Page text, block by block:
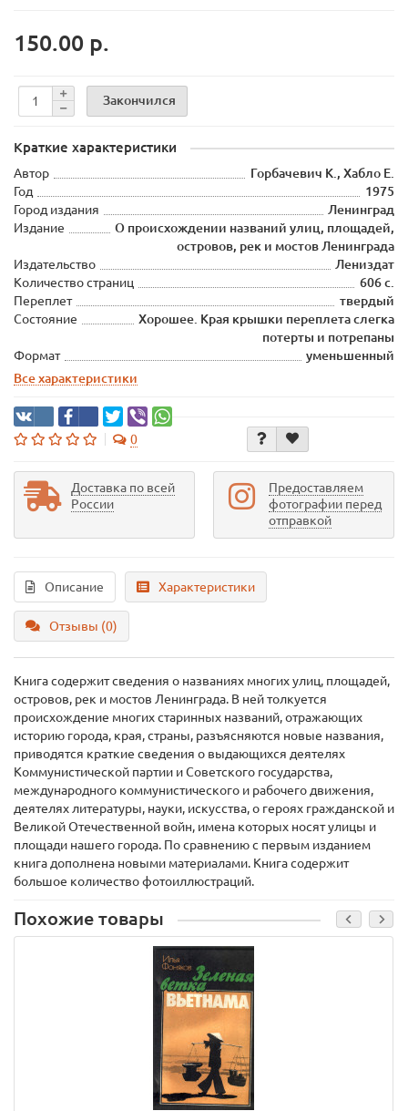
150.00 р.
Закончился
Краткие характеристики
Автор
Горбачевич К., Хабло Е.
Год
1975
Город издания
Ленинград
Издание
О происхождении названий улиц, площадей,
островов, рек и мостов Ленинграда
Издательство
Лениздат
Количество страниц
606 с.
Переплет
твердый
Состояние
Хорошее. Края крышки переплета слегка
потерты и потрепаны
Формат
уменьшенный
Все характеристики
0
Доставка по всей
России
Предоставляем
фотографии перед
отправкой
Описание Характеристики
Отзывы (0)
Книга содержит сведения о названиях многих улиц, площадей,
островов, рек и мостов Ленинграда. В ней толкуется
происхождение многих старинных названий, отражающих
историю города, края, страны, разъясняются новые названия,
приводятся краткие сведения о выдающихся деятелях
Коммунистической партии и Советского государства,
международного коммунистического и рабочего движения,
деятелях литературы, науки, искусства, о героях гражданской и
Великой Отечественной войн, имена которых носят улицы и
площади нашего города. По сравнению с первым изданием
книга дополнена новыми материалами. Книга содержит
большое количество фотоиллюстраций.
Похожие товары